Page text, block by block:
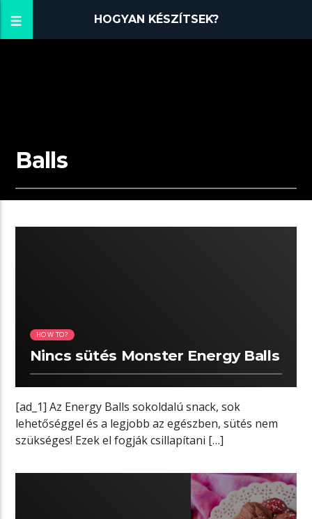
HOGYAN KÉSZÍTSEK?
Balls
HOW TO?
Nincs sütés Monster Energy Balls
[ad_1] Az Energy Balls sokoldalú snack, sok
lehetőséggel és a legjobb az egészben, sütés nem
szükséges! Ezek el fogják csillapítani […]